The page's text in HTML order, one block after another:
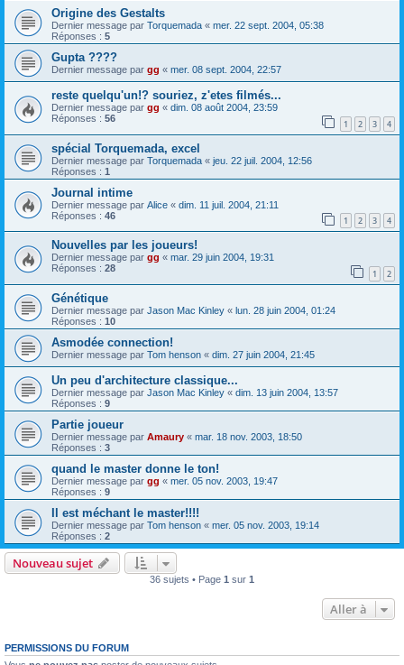
Origine des Gestalts
Dernier message par Torquemada « mer. 22 sept. 2004, 05:38
Réponses : 5
Gupta ????
Dernier message par gg « mer. 08 sept. 2004, 22:57
reste quelqu'un!? souriez, z'etes filmés...
Dernier message par gg « dim. 08 août 2004, 23:59
Réponses : 56 1 2 3 4
spécial Torquemada, excel
Dernier message par Torquemada « jeu. 22 juil. 2004, 12:56
Réponses : 1
Journal intime
Dernier message par Alice « dim. 11 juil. 2004, 21:11
Réponses : 46 1 2 3 4
Nouvelles par les joueurs!
Dernier message par gg « mar. 29 juin 2004, 19:31
Réponses : 28 1 2
Génétique
Dernier message par Jason Mac Kinley « lun. 28 juin 2004, 01:24
Réponses : 10
Asmodée connection!
Dernier message par Tom henson « dim. 27 juin 2004, 21:45
Un peu d'architecture classique...
Dernier message par Jason Mac Kinley « dim. 13 juin 2004, 13:57
Réponses : 9
Partie joueur
Dernier message par Amaury « mar. 18 nov. 2003, 18:50
Réponses : 3
quand le master donne le ton!
Dernier message par gg « mer. 05 nov. 2003, 19:47
Réponses : 9
Il est méchant le master!!!!
Dernier message par Tom henson « mer. 05 nov. 2003, 19:14
Réponses : 2
Nouveau sujet
36 sujets • Page 1 sur 1
Aller à
PERMISSIONS DU FORUM